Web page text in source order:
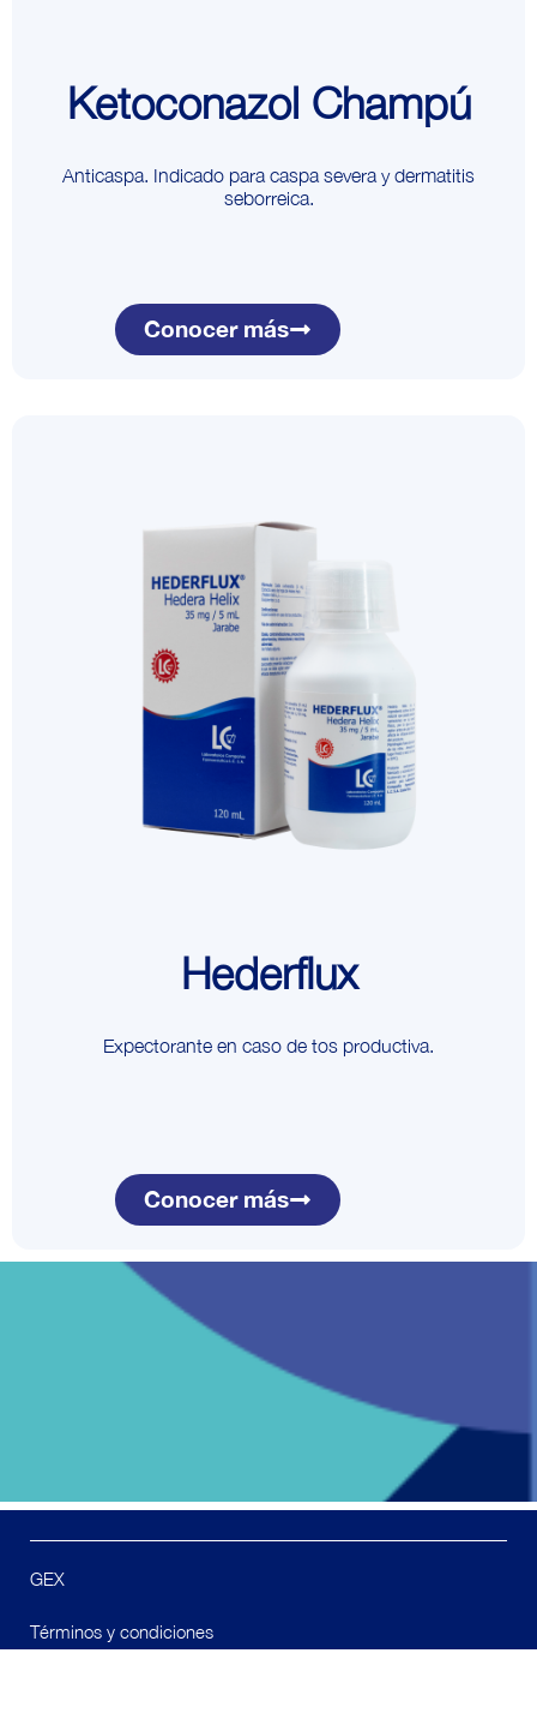
Ketoconazol Champú
Anticaspa. Indicado para caspa severa y dermatitis
seborreica.
Conocer más
Hederflux
Expectorante en caso de tos productiva.
Conocer más
GEX
Términos y condiciones